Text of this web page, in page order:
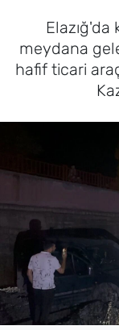
meydana
hafif ticari